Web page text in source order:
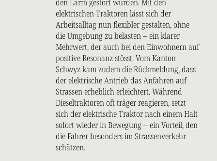
elektrischen Traktoren lässt sich der
Arbeitsalltag nun flexibler gestalten, ohne
die Umgebung zu belasten – ein klarer
Mehrwert, der auch bei den Einwohnern auf
positive Resonanz stösst. Vom Kanton
Schwyz kam zudem die Rückmeldung, dass
der elektrische Antrieb das Anfahren auf
Strassen erheblich erleichtert. Während
Dieseltraktoren oft träger reagieren, setzt
sich der elektrische Traktor nach einem Halt
sofort wieder in Bewegung – ein Vorteil, den
die Fahrer besonders im Strassenverkehr
schätzen.